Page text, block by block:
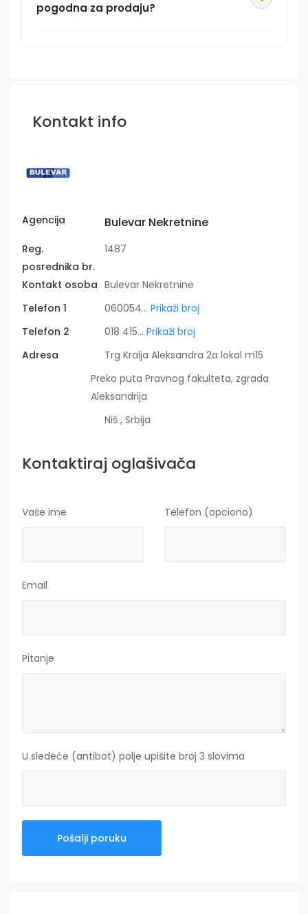
pogodna za prodaju?
Kontakt info
Agencija Bulevar Nekretnine
Reg.
posrednika br.
1487
Kontakt osoba Bulevar Nekretnine
Telefon 1
060054... Prikaži broj
Telefon 2
018 415... Prikaži broj
Adresa
Trg Kralja Aleksandra 2a lokal m15
Preko puta Pravnog fakulteta, zgrada
Aleksandrija
Niš , Srbija
Kontaktiraj oglašivača
Vaše ime Telefon (opciono)
Email
Pitanje
U sledeće (antibot) polje upišite broj 3 slovima